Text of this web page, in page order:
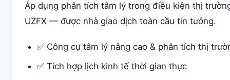
Áp dụng phân tích tâm lý trong điều kiện thị
UZFX — được nhà giao dịch toàn cầu tin tưởng.
✅ Công cụ tâm lý nâng cao & phân tích thị
✅ Tích hợp lịch kinh tế thời gian thực